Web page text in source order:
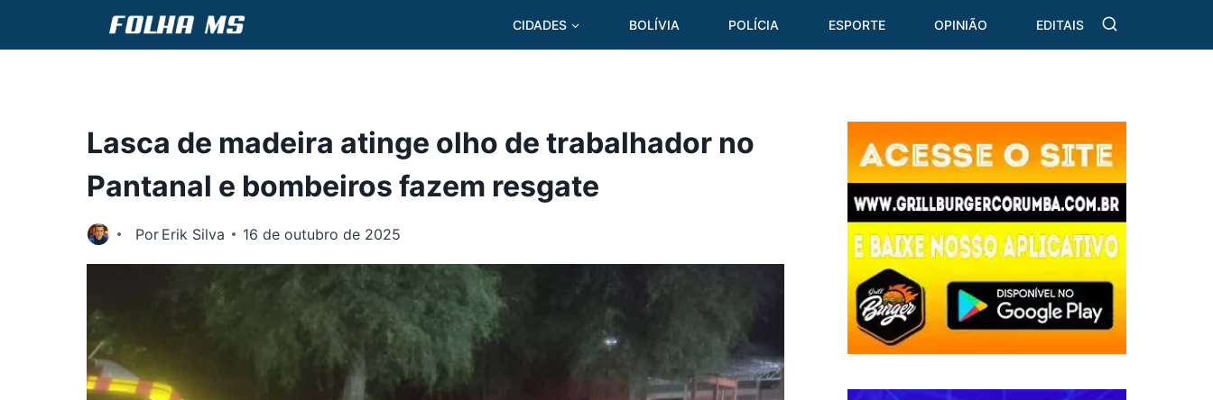
CIDADES BOLÍVIA POLÍCIA ESPORTE OPINIÃO EDITAIS
Lasca de madeira atinge olho de trabalhador no
Pantanal e bombeiros fazem resgate
Por Erik Silva 16 de outubro de 2025